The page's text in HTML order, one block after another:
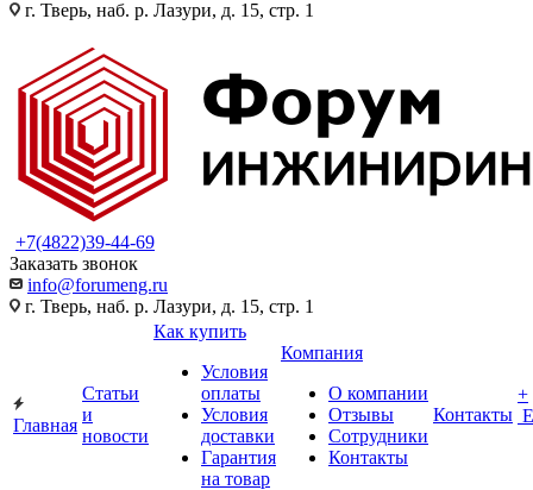
г. Тверь, наб. р. Лазури, д. 15, стр. 1
+7(4822)39-44-69
Заказать звонок
info@forumeng.ru
г. Тверь, наб. р. Лазури, д. 15, стр. 1
Главная
Статьи
и
новости
Как купить
Условия
оплаты
Условия
доставки
Гарантия
на товар
Компания
О компании
Отзывы
Сотрудники
Контакты
Контакты
+